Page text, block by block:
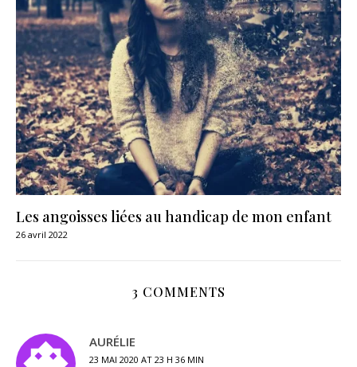
Les angoisses liées au handicap de mon enfant
26 avril 2022
3 COMMENTS
AURÉLIE
23 MAI 2020 AT 23 H 36 MIN